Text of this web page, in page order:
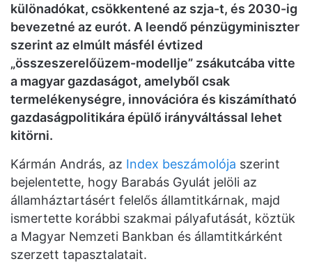
különadókat, csökkentené az szja-t, és 2030-ig
bevezetné az eurót. A leendő pénzügyminiszter
szerint az elmúlt másfél évtized
„összeszerelőüzem-modellje” zsákutcába vitte
a magyar gazdaságot, amelyből csak
termelékenységre, innovációra és kiszámítható
gazdaságpolitikára épülő irányváltással lehet
kitörni.
Kármán András, az Index beszámolója szerint
bejelentette, hogy Barabás Gyulát jelöli az
államháztartásért felelős államtitkárnak, majd
ismertette korábbi szakmai pályafutását, köztük
a Magyar Nemzeti Bankban és államtitkárként
szerzett tapasztalatait.